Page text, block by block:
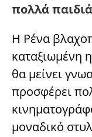
πολλά
Η Ρένα
καταξιωμένη
θα μείνει
προσφέρει
μοναδικό